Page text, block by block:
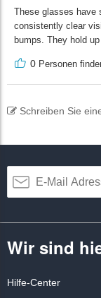
These glasses have
consistently clear
bumps. They hold
0 Personen
Schreiben Sie
Wir sind
Hilfe-Center